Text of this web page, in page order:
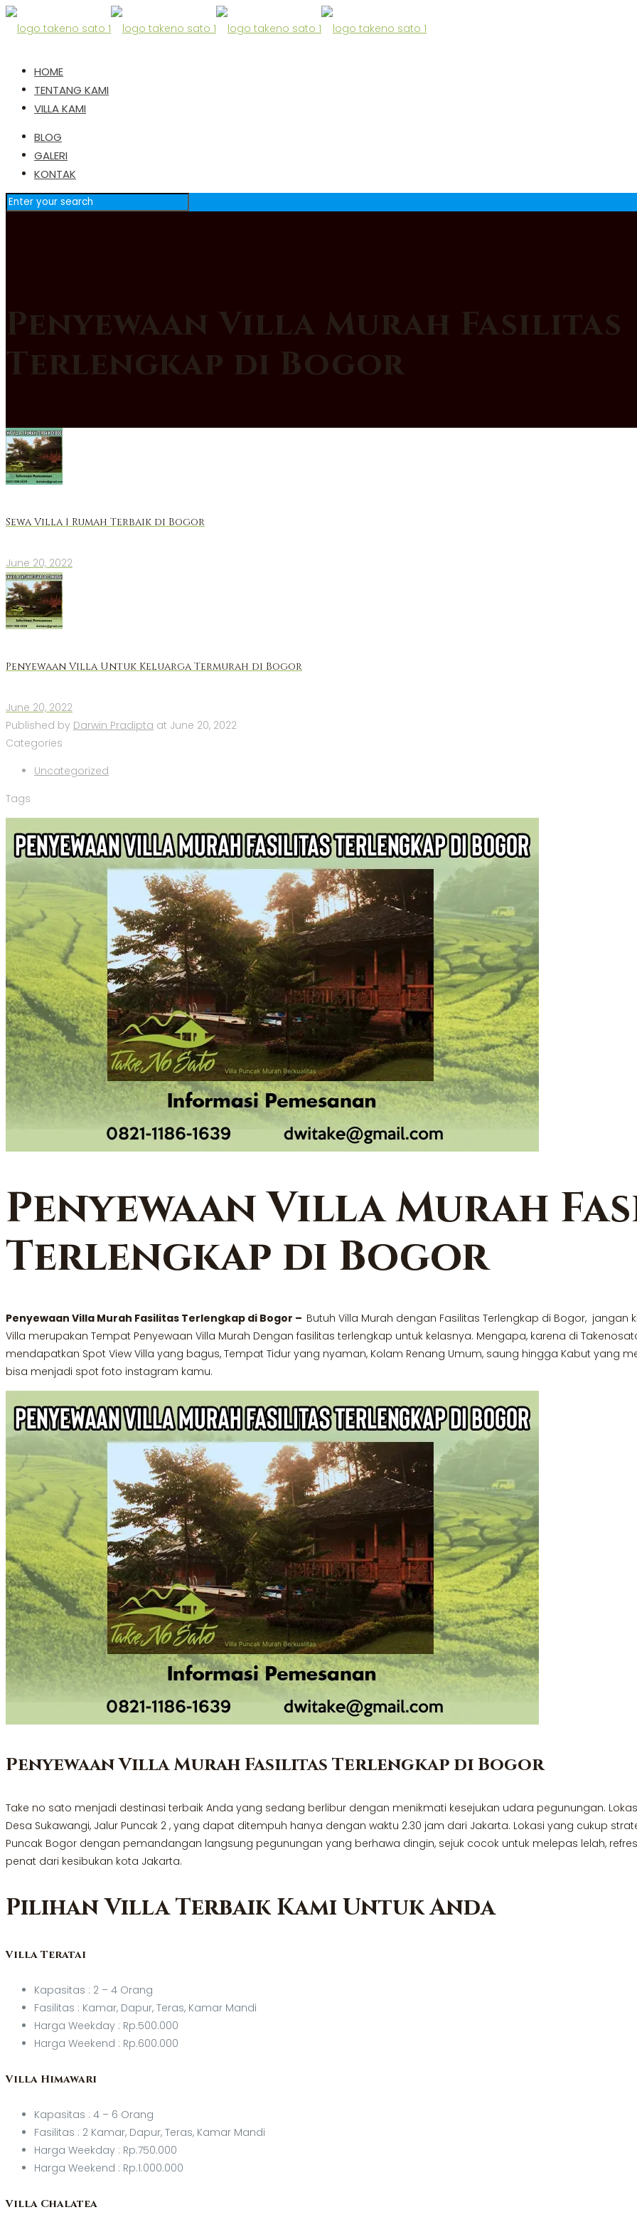
HOME
TENTANG KAMI
VILLA KAMI
BLOG
GALERI
KONTAK
Penyewaan Villa Murah Fasilitas
Terlengkap di Bogor
Sewa Villa 1 Rumah Terbaik di Bogor
June 20, 2022
Penyewaan Villa Untuk Keluarga Termurah di Bogor
June 20, 2022
Published by Darwin Pradipta at June 20, 2022
Categories
Uncategorized
Tags
Penyewaan Villa Murah
Terlengkap di Bogor
Penyewaan Villa Murah Fasilitas Terlengkap di Bogor – Butuh Villa Murah dengan Fasilitas Terlengkap di Bogor, jangan
Villa merupakan Tempat Penyewaan Villa Murah Dengan fasilitas terlengkap untuk kelasnya. Mengapa, karena di
mendapatkan Spot View Villa yang bagus, Tempat Tidur yang nyaman, Kolam Renang Umum, saung hingga Kabut yang
bisa menjadi spot foto instagram kamu.
Penyewaan Villa Murah Fasilitas Terlengkap di Bogor
Take no sato menjadi destinasi terbaik Anda yang sedang berlibur dengan menikmati kesejukan udara pegunungan.
Desa Sukawangi, Jalur Puncak 2 , yang dapat ditempuh hanya dengan waktu 2.30 jam dari Jakarta. Lokasi yang cukup
Puncak Bogor dengan pemandangan langsung pegunungan yang berhawa dingin, sejuk cocok untuk melepas lelah,
penat dari kesibukan kota Jakarta.
Pilihan Villa Terbaik Kami Untuk Anda
Villa Teratai
Kapasitas : 2 – 4 Orang
Fasilitas : Kamar, Dapur, Teras, Kamar Mandi
Harga Weekday : Rp.500.000
Harga Weekend : Rp.600.000
Villa Himawari
Kapasitas : 4 – 6 Orang
Fasilitas : 2 Kamar, Dapur, Teras, Kamar Mandi
Harga Weekday : Rp.750.000
Harga Weekend : Rp.1.000.000
Villa Chalatea